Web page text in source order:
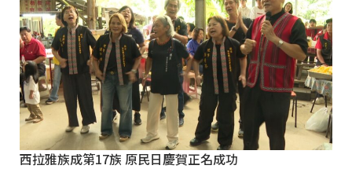
西拉雅族成第17族 原民日慶賀正名成功